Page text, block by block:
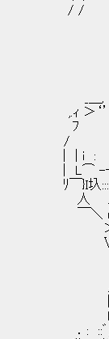
/ / | | |
_＿, "_
,.ｨ ＞‘’ ￣
ﾌ
/
| | i : -
| L⌒ -一 ,
ﾘ￣}I圦
人 .
￣＼ r
＞ ,.ｨ
Ⅵr=} ﾑく
Y: :ﾚ'∧x
|: :〉/: :ﾄ:
/ //: : :|Iﾚ
|: |{ : : :
L.`Ⅶ: :
．: ::゛;